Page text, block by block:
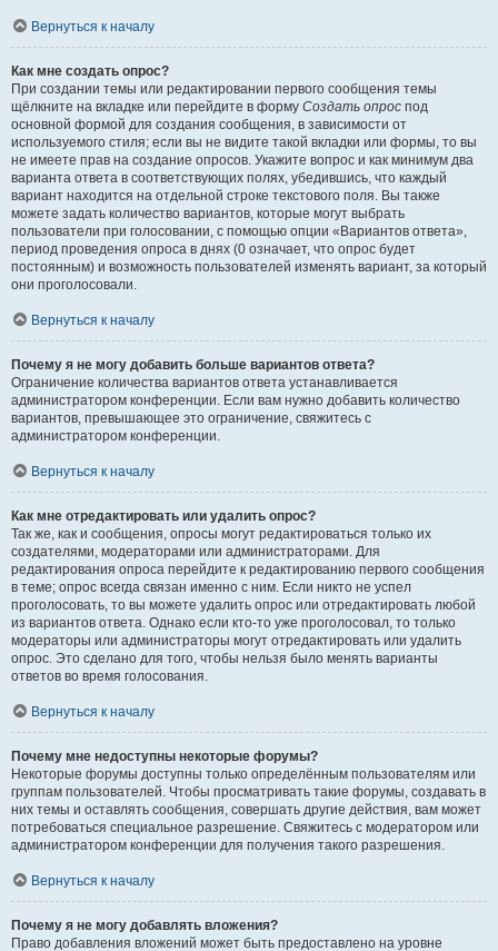
Вернуться к началу
Как мне создать опрос?
При создании темы или редактировании первого сообщения темы
щёлкните на вкладке или перейдите в форму Создать опрос под
основной формой для создания сообщения, в зависимости от
используемого стиля; если вы не видите такой вкладки или формы, то вы
не имеете прав на создание опросов. Укажите вопрос и как минимум два
варианта ответа в соответствующих полях, убедившись, что каждый
вариант находится на отдельной строке текстового поля. Вы также
можете задать количество вариантов, которые могут выбрать
пользователи при голосовании, с помощью опции «Вариантов ответа»,
период проведения опроса в днях (0 означает, что опрос будет
постоянным) и возможность пользователей изменять вариант, за который
они проголосовали.
Вернуться к началу
Почему я не могу добавить больше вариантов ответа?
Ограничение количества вариантов ответа устанавливается
администратором конференции. Если вам нужно добавить количество
вариантов, превышающее это ограничение, свяжитесь с
администратором конференции.
Вернуться к началу
Как мне отредактировать или удалить опрос?
Так же, как и сообщения, опросы могут редактироваться только их
создателями, модераторами или администраторами. Для
редактирования опроса перейдите к редактированию первого сообщения
в теме; опрос всегда связан именно с ним. Если никто не успел
проголосовать, то вы можете удалить опрос или отредактировать любой
из вариантов ответа. Однако если кто-то уже проголосовал, то только
модераторы или администраторы могут отредактировать или удалить
опрос. Это сделано для того, чтобы нельзя было менять варианты
ответов во время голосования.
Вернуться к началу
Почему мне недоступны некоторые форумы?
Некоторые форумы доступны только определённым пользователям или
группам пользователей. Чтобы просматривать такие форумы, создавать в
них темы и оставлять сообщения, совершать другие действия, вам может
потребоваться специальное разрешение. Свяжитесь с модератором или
администратором конференции для получения такого разрешения.
Вернуться к началу
Почему я не могу добавлять вложения?
Право добавления вложений может быть предоставлено на уровне